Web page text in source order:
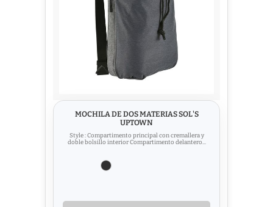
MOCHILA DE DOS MATERIAS SOL'S
UPTOWN
Style : Compartimento principal con cremallera y
doble bolsillo interior Compartimento delantero...